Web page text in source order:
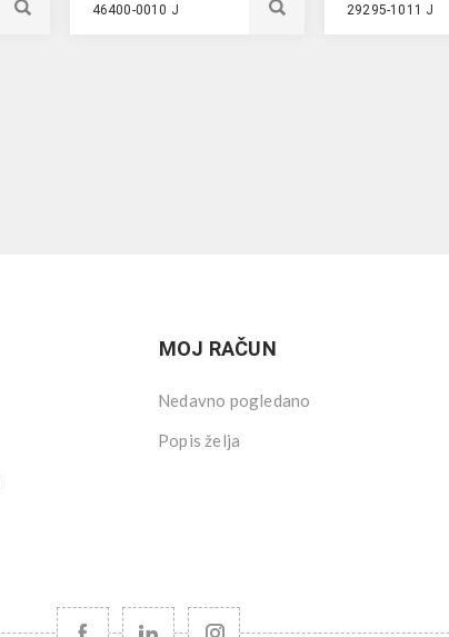
46400-0010 J 29295-1011 J
MOJ RAČUN
Nedavno pogledano
Popis želja